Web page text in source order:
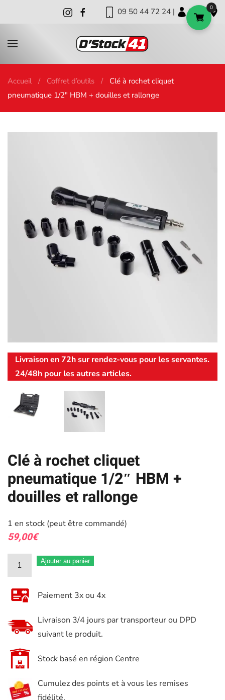
09 50 44 72 24 | | |
Accueil Coffret d’outils
Clé à rochet cliquet
pneumatique 1/2″ HBM + douilles et rallonge
Livraison en 72h sur rendez-vous pour les servantes.
24/48h pour les autres articles.
Clé à rochet cliquet
pneumatique 1/2″ HBM +
douilles et rallonge
1 en stock (peut être commandé)
59,00€
quantité
de
Clé
cliquet
1/2″
+
Ajouter au panier
Paiement 3x ou 4x
Livraison 3/4 jours par transporteur ou DPD
suivant le produit.
Stock basé en région Centre
Cumulez des points et à vous les remises
fidélité.
0